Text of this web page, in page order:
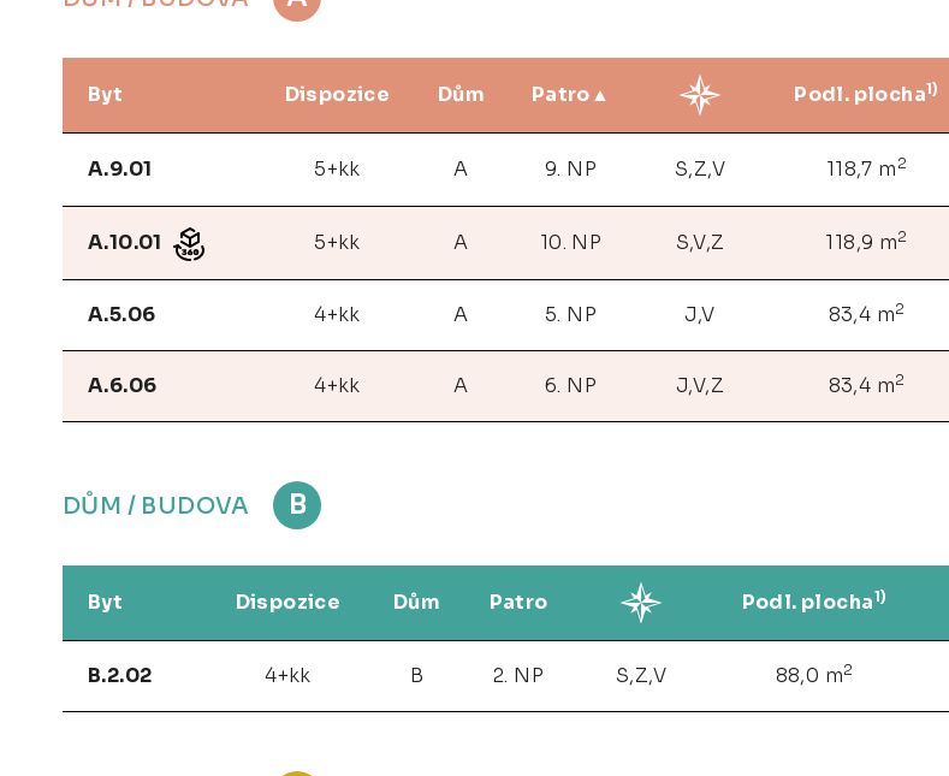
Byt Dispozice Dům Patro Podl. plocha1)
A.9.01 5+kk A 9. NP S,Z,V 118,7 m 2
A.10.01 5+kk A 10. NP S,V,Z 118,9 m2
A.5.06 4+kk A 5. NP J,V 83,4 m2
A.6.06 4+kk A 6. NP J,V,Z 83,4 m2
DŮM / BUDOVA B
Byt Dispozice Dům Patro Podl. plocha1)
B.2.02 4+kk B 2. NP S,Z,V 88,0 m2